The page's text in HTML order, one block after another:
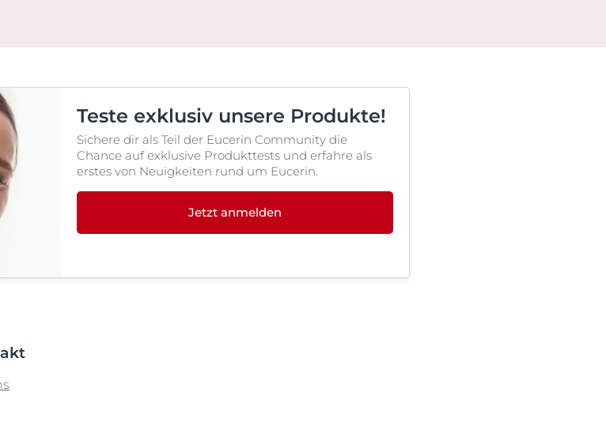
Teste exklusiv unsere Produkte!
Sichere dir als Teil der Eucerin Community die
Chance auf exklusive Produkttests und erfahre als
erstes von Neuigkeiten rund um Eucerin.
Jetzt anmelden